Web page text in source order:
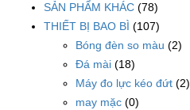
SẢN PHẨM KHÁC (78)
THIẾT BỊ BAO BÌ (107)
Bóng đèn so màu (2)
Đá mài (18)
Máy đo lực kéo đứt (2)
may mặc (0)